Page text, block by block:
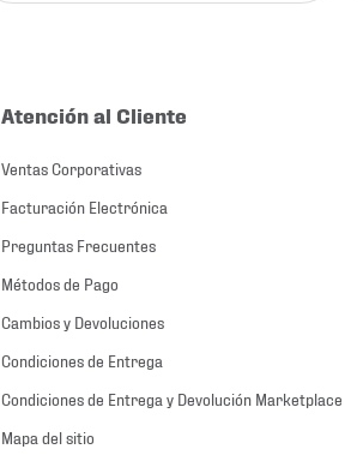
Atención al Cliente
Ventas Corporativas
Facturación Electrónica
Preguntas Frecuentes
Métodos de Pago
Cambios y Devoluciones
Condiciones de Entrega
Condiciones de Entrega y Devolución Marketplace
Mapa del sitio